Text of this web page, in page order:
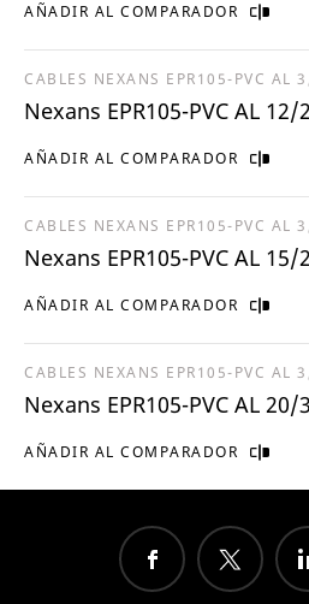
AÑADIR AL COMPARADOR
AÑADIR AL COMPARADOR
CABLES NEXANS EPR105-PVC AL
Nexans EPR105-PVC AL 12/
AÑADIR AL COMPARADOR
CABLES NEXANS EPR105-PVC AL
Nexans EPR105-PVC AL 15/
AÑADIR AL COMPARADOR
CABLES NEXANS EPR105-PVC AL
Nexans EPR105-PVC AL 20/